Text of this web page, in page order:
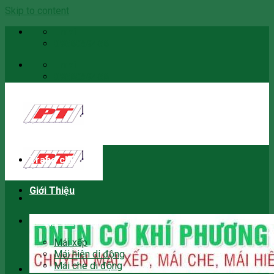
Skip to content
Trang chủ
Giới Thiệu
Sản phẩm
Mái xếp
Mái hiên di động
Mái che di động